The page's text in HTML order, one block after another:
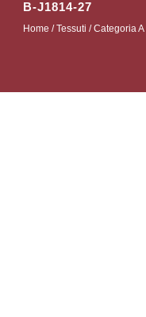
B-J1814-27
Home /Tessuti /Categoria A